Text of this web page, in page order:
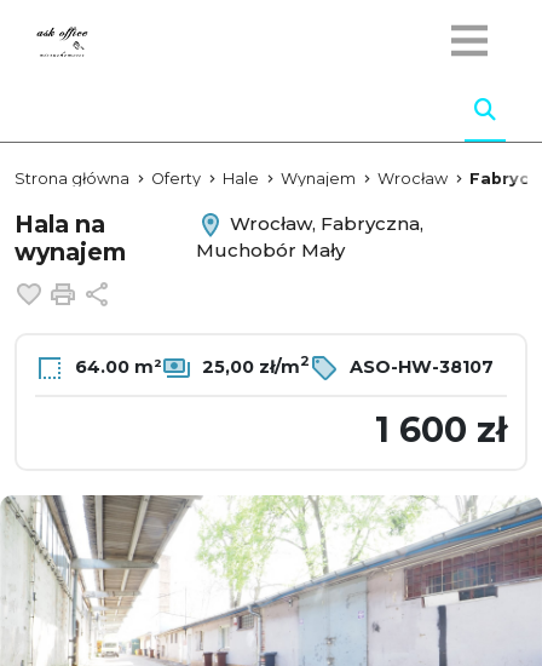
Strona główna Oferty Hale Wynajem Wrocław
Hala na
wynajem
Wrocław, Fabryczna,
Muchobór Mały
Dodaj do ulubionych
Drukuj
64.00 m² 25,00 zł/m2 ASO-HW-38107
1 600 zł